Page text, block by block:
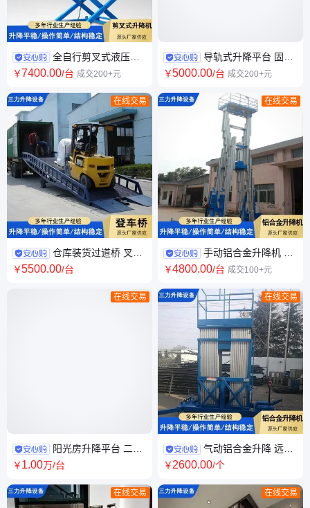
全自行剪叉式液压升
降 机 移动式升降机 自行走高空
￥7400.00/台 成交200+元
在线交易
仓库装货过道桥 叉车
调节板固定卸货平台 适应性强
￥5500.00/台
在线交易
阳光房升降平台 二层
三层小型液压复式别墅 微型家
￥1.00万/台
在线交易
导轨式升降平台 固定
式液压货梯 运货升降平 台 性能
￥5000.00/台 成交200+元
在线交易
手动铝合金升降机 10
米电动液压升降平台 起重 宽敞
￥4800.00/台 成交100+元
在线交易
气动铝合金升降 远程
监控 简易式高空作业平台 库存
￥2600.00/个
在线交易